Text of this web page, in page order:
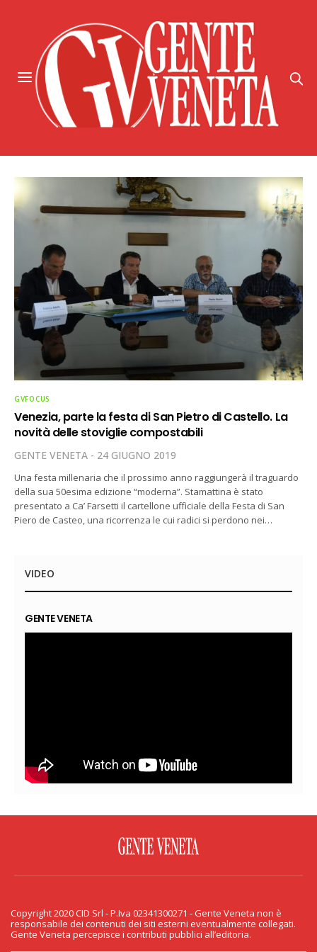
GVFOCUS
Venezia, parte la festa di San Pietro di Castello. La
novità delle stoviglie compostabili
GENTE VENETA 24 GIUGNO 2019
Una festa millenaria che il prossimo anno raggiungerà il traguardo
della sua 50esima edizione “moderna”. Stamattina è stato
presentato a Ca’ Farsetti il cartellone ufficiale della Festa di San
Piero de Casteo, una ricorrenza le cui radici si perdono nei…
VIDEO
GENTE VENETA
PRIVACY & COOKIE
Copyright 2020 CID Srl - P.Iva 02341300271 - Gente Veneta non è responsabile
dei contenuti dei siti esterni eventualmente collegati. Gente Veneta percepisce
Copyright 2020 CID Srl - P.Iva 02341300271 - Gente Veneta non è
responsabile dei contenuti dei siti esterni eventualmente collegati.
Gente Veneta percepisce i contributi pubblici all’editoria.